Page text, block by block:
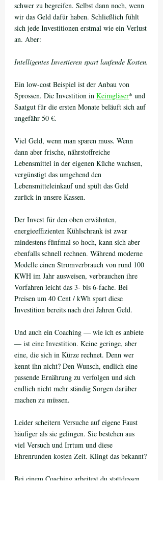
schwer zu begreifen. Selbst dann noch, wenn
wir das Geld dafür haben. Schließlich fühlt
sich jede Investitionen erstmal wie ein Verlust
an. Aber:
Intelligentes Investieren spart laufende Kosten.
Ein low-cost Beispiel ist der Anbau von
Sprossen. Die Investition in Keimgläser* und
Saatgut für die ersten Monate beläuft sich auf
ungefähr 50 €.
Viel Geld, wenn man sparen muss. Wenn
dann aber frische, nährstoffreiche
Lebensmittel in der eigenen Küche wachsen,
vergünstigt das umgehend den
Lebensmitteleinkauf und spült das Geld
zurück in unsere Kassen.
Der Invest für den oben erwähnten,
energieeffizienten Kühlschrank ist zwar
mindestens fünfmal so hoch, kann sich aber
ebenfalls schnell rechnen. Während moderne
Modelle einen Stromverbrauch von rund 100
KWH im Jahr ausweisen, verbrauchen ihre
Vorfahren leicht das 3- bis 6-fache. Bei
Preisen um 40 Cent / kWh spart diese
Investition bereits nach drei Jahren Geld.
Und auch ein Coaching — wie ich es anbiete
— ist eine Investition. Keine geringe, aber
eine, die sich in Kürze rechnet. Denn wer
kennt ihn nicht? Den Wunsch, endlich eine
passende Ernährung zu verfolgen und sich
endlich nicht mehr ständig Sorgen darüber
machen zu müssen.
Leider scheitern Versuche auf eigene Faust
häufiger als sie gelingen. Sie bestehen aus
viel Versuch und Irrtum und diese
Ehrenrunden kosten Zeit. Klingt das bekannt?
Bei einem Coaching arbeitest du stattdessen